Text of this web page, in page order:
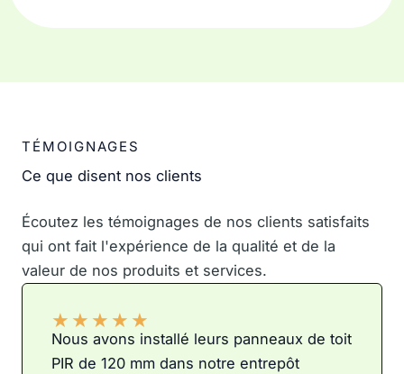
TÉMOIGNAGES
Ce que disent nos clients
Écoutez les témoignages de nos clients satisfaits
qui ont fait l'expérience de la qualité et de la
valeur de nos produits et services.
★ ★ ★ ★ ★
Nous avons installé leurs panneaux de toit
PIR de 120 mm dans notre entrepôt